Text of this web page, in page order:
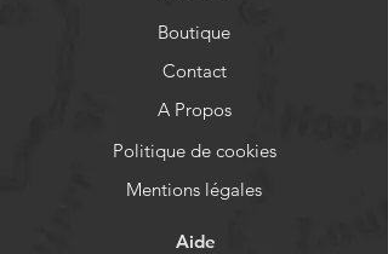
Boutique
Contact
A Propos
Politique de cookies
Mentions légales
Aide